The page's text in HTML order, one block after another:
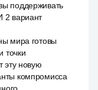
поддерживать
2 вариант
мира готовы
точки
эту новую
компромисса